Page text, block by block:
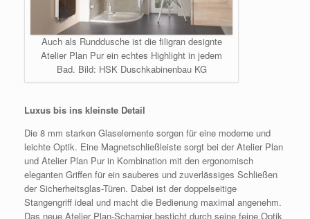
Auch als Runddusche ist die filigran designte
Atelier Plan Pur ein echtes Highlight in jedem
Bad. Bild: HSK Duschkabinenbau KG
Luxus bis ins kleinste Detail
Die 8 mm starken Glaselemente sorgen für eine moderne und
leichte Optik. Eine Magnetschließleiste sorgt bei der Atelier Plan
und Atelier Plan Pur in Kombination mit den ergonomisch
eleganten Griffen für ein sauberes und zuverlässiges Schließen
der Sicherheitsglas-Türen. Dabei ist der doppelseitige
Stangengriff ideal und macht die Bedienung maximal angenehm.
Das neue Atelier Plan-Scharnier besticht durch seine feine Optik